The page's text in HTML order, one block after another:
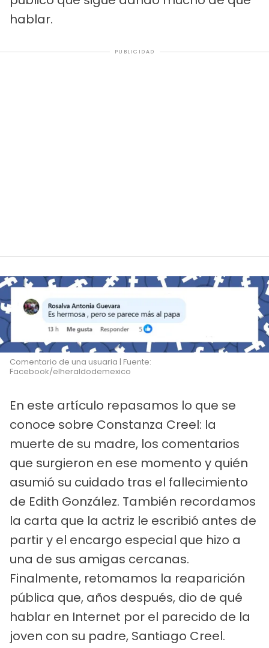
hablar.
PUBLICIDAD
Comentario de una usuaria | Fuente:
Facebook/elheraldodemexico
En este artículo repasamos lo que se
conoce sobre Constanza Creel: la
muerte de su madre, los comentarios
que surgieron en ese momento y quién
asumió su cuidado tras el fallecimiento
de Edith González. También recordamos
la carta que la actriz le escribió antes de
partir y el encargo especial que hizo a
una de sus amigas cercanas.
Finalmente, retomamos la reaparición
pública que, años después, dio de qué
hablar en Internet por el parecido de la
joven con su padre, Santiago Creel.